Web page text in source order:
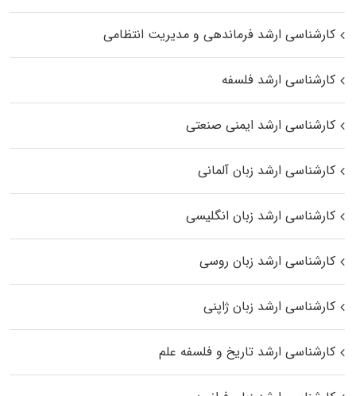
کارشناسی ارشد فرماندهی و مدیریت انتظامی
کارشناسی ارشد فلسفه
کارشناسی ارشد ایمنی صنعتی
کارشناسی ارشد زبان آلمانی
کارشناسی ارشد زبان انگلیسی
کارشناسی ارشد زبان روسی
کارشناسی ارشد زبان ژاپنی
کارشناسی ارشد تاریخ و فلسفه علم